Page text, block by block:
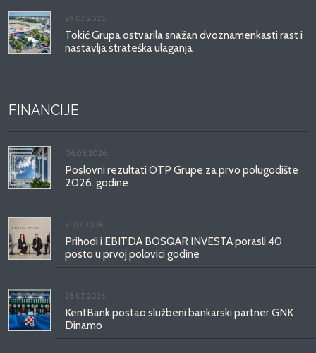
29.07.2026.
Tokić Grupa ostvarila snažan dvoznamenkasti rast i
nastavlja strateška ulaganja
FINANCIJE
06.08.2026.
Poslovni rezultati OTP Grupe za prvo polugodište
2026. godine
31.07.2026.
Prihodi i EBITDA BOSQAR INVESTA porasli 40
posto u prvoj polovici godine
28.07.2026.
KentBank postao službeni bankarski partner GNK
Dinamo